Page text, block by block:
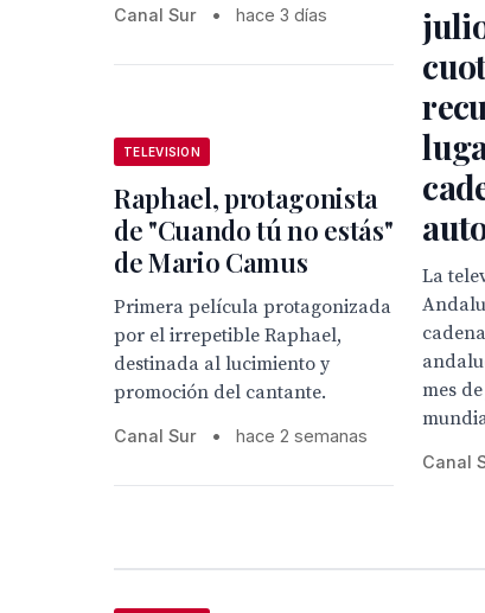
Canal Sur • hace 3 días
La
mes
Canal
TELEVISION
Raphael, protagonista
de "Cuando tú no estás"
de Mario Camus
Primera película protagonizada
por el irrepetible Raphael,
destinada al lucimiento y
promoción del cantante.
Canal Sur • hace 2 semanas